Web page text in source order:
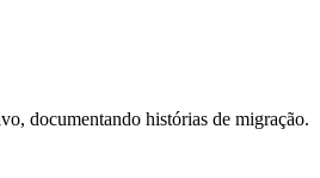
documentando histórias de migração.